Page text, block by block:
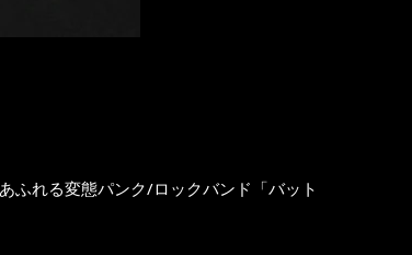
ふれる変態パンク/ロックバンド「バット